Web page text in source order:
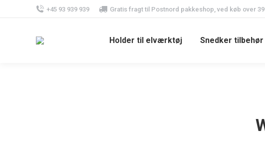
+45 93 939 939 Gratis fragt til Postnord pakkeshop, ved køb over
Holder til elværktøj Snedker tilbehør